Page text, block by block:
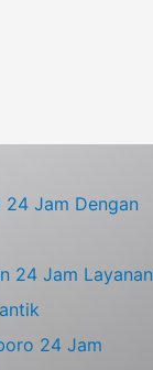
24 Jam Dengan
24 Jam Layanan
24 Jam